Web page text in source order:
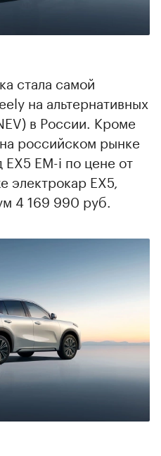
стала самой
на альтернативных
в России. Кроме
российском рынке
EM-i по цене от
электрокар EX5,
4 169 990 руб.